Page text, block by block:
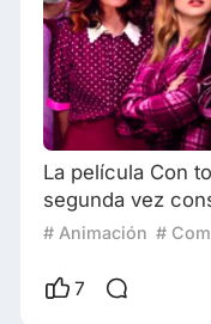
La película Con
segunda vez
argentina que
semana. Fin de
# Animación #
7